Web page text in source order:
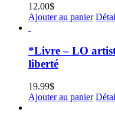
12.00$
Ajouter au panier
*Livre – LO
liberté
19.99$
Ajouter au panier